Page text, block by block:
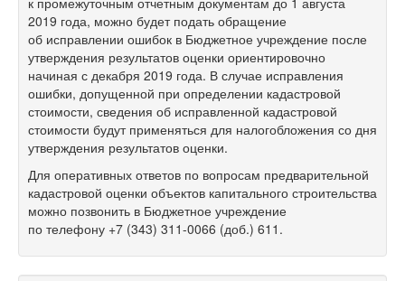
2019 года, можно будет подать обращение
об исправлении ошибок в Бюджетное учреждение после
утверждения результатов оценки ориентировочно
начиная с декабря 2019 года. В случае исправления
ошибки, допущенной при определении кадастровой
стоимости, сведения об исправленной кадастровой
стоимости будут применяться для налогобложения со дня
утверждения результатов оценки.
Для оперативных ответов по вопросам предварительной
кадастровой оценки объектов капитального строительства
можно позвонить в Бюджетное учреждение
по телефону +7 (343) 311-0066 (доб.) 611.